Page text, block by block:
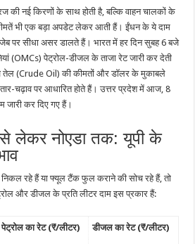
नई किरणों के साथ होती है, बल्कि वाहन चालकों के
भी एक बड़ा अपडेट लेकर आती हैं। ईंधन के ये दाम
सीधा असर डालते हैं। भारत में हर दिन सुबह 6 बजे
(OMCs) पेट्रोल-डीजल के ताजा रेट जारी कर देती
तेल (Crude Oil) की कीमतों और डॉलर के मुकाबले
चढ़ाव पर आधारित होते हैं। उत्तर प्रदेश में आज, 8
कर दिए गए हैं।
लेकर नोएडा तक: यूपी के
रहे हैं या फ्यूल टैंक फुल कराने की सोच रहे हैं, तो
और डीजल के प्रति लीटर दाम इस प्रकार हैं:
पेट्रोल का रेट (₹/लीटर) डीजल का रेट (₹/लीटर)